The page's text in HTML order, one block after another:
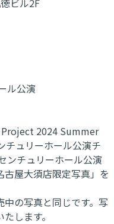
ビル2F
ル公演
2024 Summer
チュリーホール公演チ
ンチュリーホール公演
屋大須店限定写真」を
中の写真と同じです。写
します。